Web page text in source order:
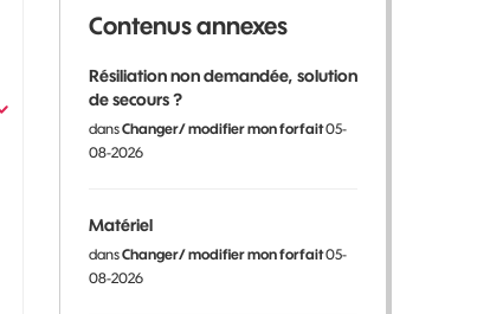
Contenus annexes
Résiliation non demandée, solution
de secours ?
dansChanger/ modifier mon forfait05-
08-2026
Matériel
dansChanger/ modifier mon forfait05-
08-2026